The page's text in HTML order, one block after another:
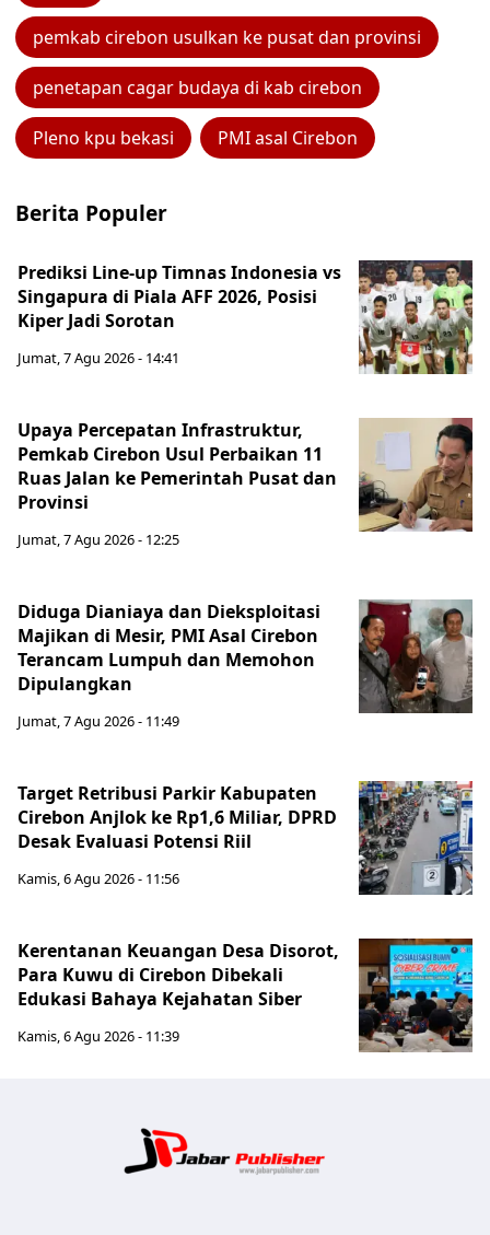
pemkab cirebon usulkan ke pusat dan provinsi
penetapan cagar budaya di kab cirebon
Pleno kpu bekasi PMI asal Cirebon
Berita Populer
Prediksi Line-up Timnas Indonesia vs
Singapura di Piala AFF 2026, Posisi
Kiper Jadi Sorotan
Jumat, 7 Agu 2026 - 14:41
Upaya Percepatan Infrastruktur,
Pemkab Cirebon Usul Perbaikan 11
Ruas Jalan ke Pemerintah Pusat dan
Provinsi
Jumat, 7 Agu 2026 - 12:25
Diduga Dianiaya dan Dieksploitasi
Majikan di Mesir, PMI Asal Cirebon
Terancam Lumpuh dan Memohon
Dipulangkan
Jumat, 7 Agu 2026 - 11:49
Target Retribusi Parkir Kabupaten
Cirebon Anjlok ke Rp1,6 Miliar, DPRD
Desak Evaluasi Potensi Riil
Kamis, 6 Agu 2026 - 11:56
Kerentanan Keuangan Desa Disorot,
Para Kuwu di Cirebon Dibekali
Edukasi Bahaya Kejahatan Siber
Kamis, 6 Agu 2026 - 11:39